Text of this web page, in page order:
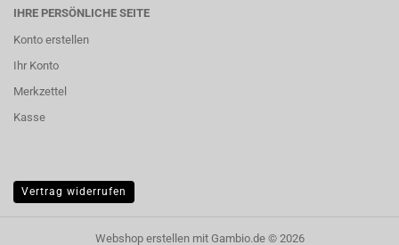
IHRE PERSÖNLICHE SEITE
Konto erstellen
Ihr Konto
Merkzettel
Kasse
Vertrag widerrufen
Webshop erstellenmit Gambio.de © 2026